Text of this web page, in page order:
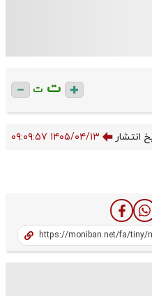
ت ت
انتشار ۱۴۰۵/۰۴/۱۳ ۰۹:۰۹:۵۷